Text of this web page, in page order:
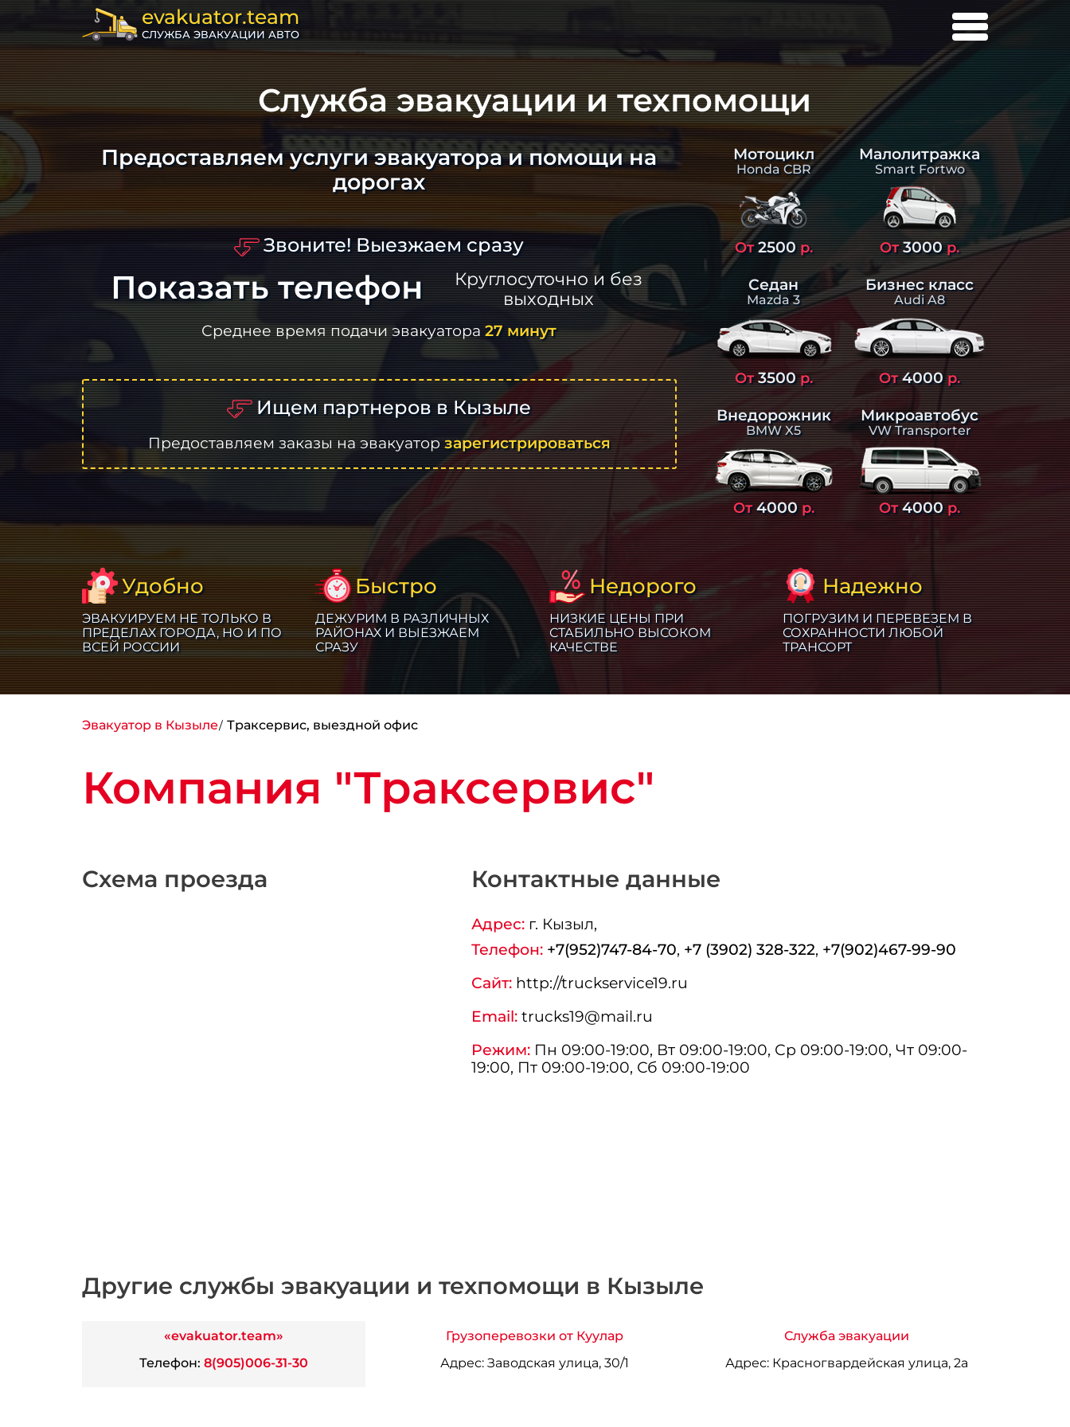
evakuator.team
СЛУЖБА ЭВАКУАЦИИ АВТО
Служба эвакуации и техпомощи
Предоставляем услуги эвакуатора и помощи на
дорогах
Звоните! Выезжаем сразу
Показать телефон
Круглосуточно и без
выходных
Среднее время подачи эвакуатора27 минут
Ищем партнеров в Кызыле
Предоставляем заказы на эвакуатор зарегистрироваться
Мотоцикл
Honda CBR
От2500р.
Малолитражка
Smart Fortwo
От3000р.
Седан
Mazda 3
От3500р.
Бизнес класс
Audi A8
От4000р.
Внедорожник
BMW X5
От4000р.
Микроавтобус
VW Transporter
От4000р.
Удобно
ЭВАКУИРУЕМ НЕ ТОЛЬКО В
ПРЕДЕЛАХ ГОРОДА, НО И ПО
ВСЕЙ РОССИИ
Быстро
ДЕЖУРИМ В РАЗЛИЧНЫХ
РАЙОНАХ И ВЫЕЗЖАЕМ
СРАЗУ
Недорого
НИЗКИЕ ЦЕНЫ ПРИ
СТАБИЛЬНО ВЫСОКОМ
КАЧЕСТВЕ
Надежно
ПОГРУЗИМ И ПЕРЕВЕЗЕМ В
СОХРАННОСТИ ЛЮБОЙ
ТРАНСОРТ
Эвакуатор в Кызыле Траксервис, выездной офис
Компания "Траксервис"
Схема проезда Контактные данные
Адрес:г. Кызыл,
Телефон: +7(952)747-84-70, +7 (3902) 328-322, +7(902)467-99-90
Сайт:http://truckservice19.ru
Email:trucks19@mail.ru
Режим:Пн 09:00-19:00, Вт 09:00-19:00, Ср 09:00-19:00, Чт 09:00-
19:00, Пт 09:00-19:00, Сб 09:00-19:00
Другие службы эвакуации и техпомощи в Кызыле
«evakuator.team»
Телефон: 8(905)006-31-30
Грузоперевозки от Куулар
Адрес: Заводская улица, 30/1
Служба эвакуации
Адрес:Красногвардейская улица, 2а